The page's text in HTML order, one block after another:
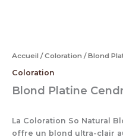
Accueil /Coloration / Blond
Coloration
Blond Platine
La Coloration So Natural
offre un blond ultra-clair